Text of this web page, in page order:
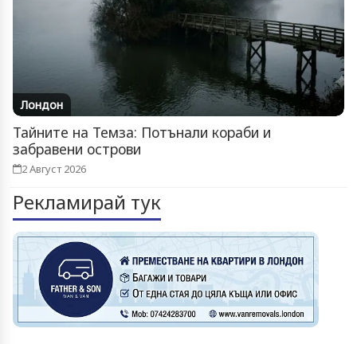
Лондон
Тайните на Темза: Потънали кораби и
забравени острови
2 Август 2026
Рекламирай тук